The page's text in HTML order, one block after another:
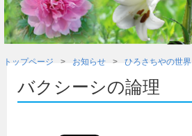
トップページ お知らせ ひろさちやの世界
バクシーシの論理